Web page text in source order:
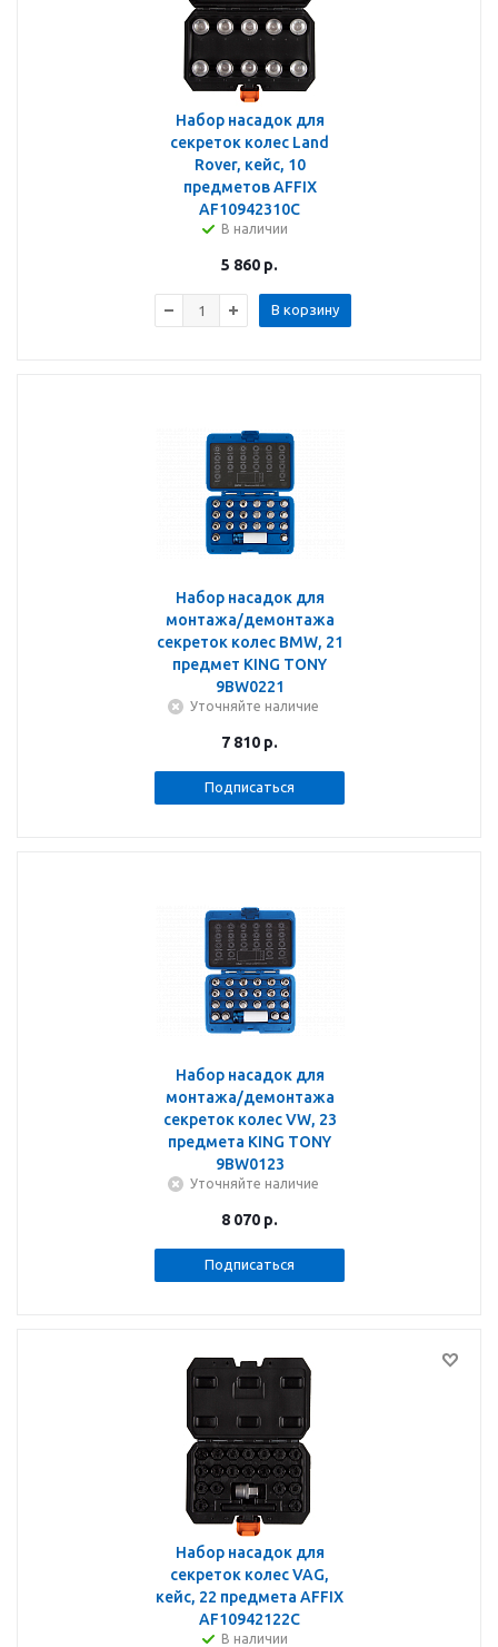
Набор насадок для
секреток колес Land
Rover, кейс, 10
предметов AFFIX
AF10942310C
В наличии
5 860 р.
В корзину
Набор насадок для
монтажа/демонтажа
секреток колес BMW, 21
предмет KING TONY
9BW0221
Уточняйте наличие
7 810 р.
Подписаться
Набор насадок для
монтажа/демонтажа
секреток колес VW, 23
предмета KING TONY
9BW0123
Уточняйте наличие
8 070 р.
Подписаться
Набор насадок для
секреток колес VAG,
кейс, 22 предмета AFFIX
AF10942122C
В наличии